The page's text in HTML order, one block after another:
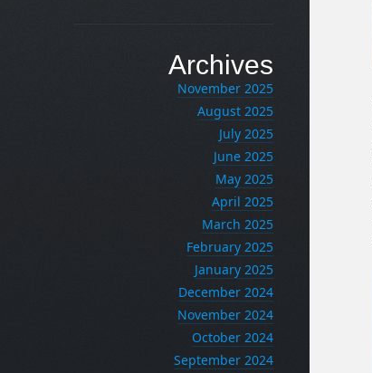
Archives
November 2025
August 2025
July 2025
June 2025
May 2025
April 2025
March 2025
February 2025
January 2025
December 2024
November 2024
October 2024
September 2024